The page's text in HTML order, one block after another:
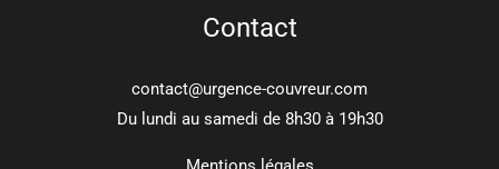
Contact
contact@urgence-couvreur.com
Du lundi au samedi de 8h30 à 19h30